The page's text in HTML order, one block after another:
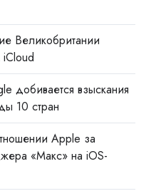
Великобритании
iCloud
добивается взыскания
10 стран
Apple за
«Макс» на iOS-